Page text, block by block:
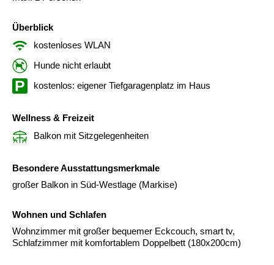
Überblick
kostenloses WLAN
Hunde nicht erlaubt
kostenlos: eigener Tiefgaragenplatz im Haus
Wellness & Freizeit
Balkon mit Sitzgelegenheiten
Besondere Ausstattungsmerkmale
großer Balkon in Süd-Westlage (Markise)
Wohnen und Schlafen
Wohnzimmer mit großer bequemer Eckcouch, smart tv,
Schlafzimmer mit komfortablem Doppelbett (180x200cm)